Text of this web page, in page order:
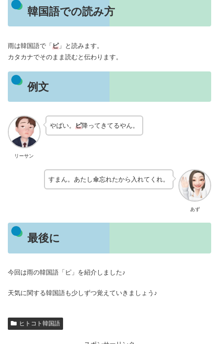
韓国語での読み方
雨は韓国語で「 ピ」と読みます。
カタカナでそのまま読むと伝わります。
例文
リーサン
やばい。 ピ降ってきてるやん。
あず
すまん。あたし傘忘れたから入れてくれ。
最後に
今回は雨の韓国語「ピ」を紹介しました♪
天気に関する韓国語も少しずつ覚えていきましょう♪
ヒトコト韓国語